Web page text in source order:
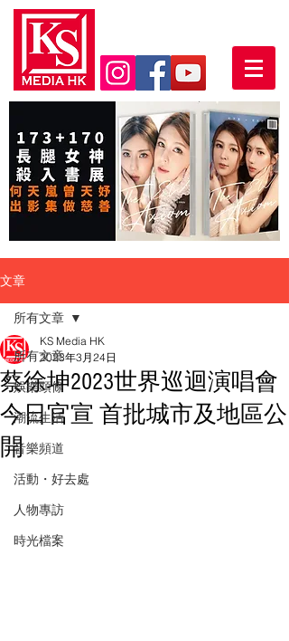
文章
所有文章
娛樂頭條
潮流生活
音樂頻道
活動・好去處
人物專訪
時光檔案
所有文章
蔡徐坤2023世界巡迴演唱會
今日官宣 首批城市及地區公
開
KS Media HK
2023年3月24日